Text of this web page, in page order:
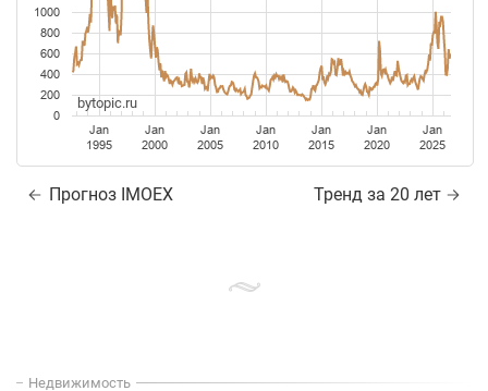
Jan
1995
Jan
2000
Jan
2005
Jan
2010
Jan
2015
Jan
2020
Jan
2025
0
200
400
600
800
1000
bytopic.ru
Прогноз IMOEX Тренд за 20 лет
Недвижимость